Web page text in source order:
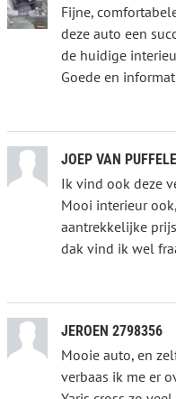
Fijne,
deze auto een
de huidige
Goede en
JOEP VAN
Ik vind ook deze
Mooi interieur
aantrekkelijke
dak vind ik wel
JEROEN 2798356
Mooie auto, en
verbaas ik me er